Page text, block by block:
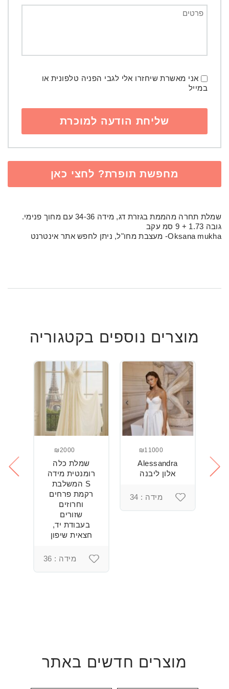
אני מאשרת שיחזרו אלי לגבי הפניה טלפונית או
במייל
מחפשת תופרת? לחצי כאן
שמלת תחרה מהממת בגזרת דג, מידה 34-36 עם מחוך פנימי.
גובה 1.73 + 9 סמ עקב
Oksana mukha- מעצבת מחו"ל, ניתן לחפש אתר אינטרנט
מוצרים נוספים בקטגוריה
₪11000
Alessandra
אלון ליבנה
מידה : 34
₪2000
שמלת כלה
רומנטית מידה
S המשלבת
רקמת פרחים
וחרוזים
שזורים
בעבודת יד,
חצאית שיפון
מידה : 36
מוצרים חדשים באתר